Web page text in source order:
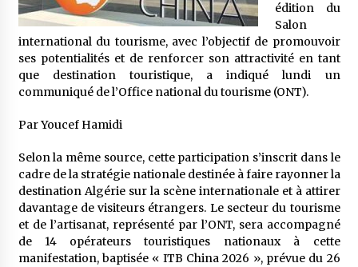
« Père, tiens-moi, je vais tomber ! »
5 ans ago
Le bouc de l’Au-delà
5 ans ago
Le monstrueux vieillard (Un récit du Sud
algérien)
5 ans ago
Rencontre nocturne dans le désert (Un conte
touareg)
5 ans ago
édition du
Salon
international du tourisme, avec l’objectif de promouvoir
ses potentialités et de renforcer son attractivité en tant
que destination touristique, a indiqué lundi un
communiqué de l’Office national du tourisme (ONT).
Par Youcef Hamidi
Selon la même source, cette participation s’inscrit dans le
cadre de la stratégie nationale destinée à faire rayonner la
destination Algérie sur la scène internationale et à attirer
davantage de visiteurs étrangers. Le secteur du tourisme
et de l’artisanat, représenté par l’ONT, sera accompagné
de 14 opérateurs touristiques nationaux à cette
manifestation, baptisée « ITB China 2026 », prévue du 26